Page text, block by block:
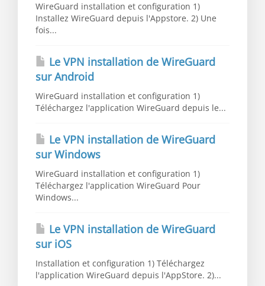
WireGuard installation et configuration 1)
Installez WireGuard depuis l'Appstore. 2) Une
fois...
Le VPN installation de WireGuard
sur Android
WireGuard installation et configuration 1)
Téléchargez l'application WireGuard depuis le...
Le VPN installation de WireGuard
sur Windows
WireGuard installation et configuration 1)
Téléchargez l'application WireGuard Pour
Windows...
Le VPN installation de WireGuard
sur iOS
Installation et configuration 1) Téléchargez
l'application WireGuard depuis l'AppStore. 2)...